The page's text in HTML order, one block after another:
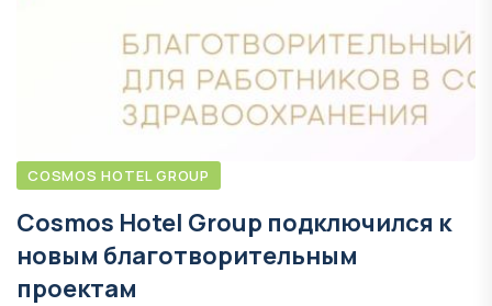
COSMOS HOTEL GROUP
Cosmos Hotel Group подключился к
новым благотворительным
проектам